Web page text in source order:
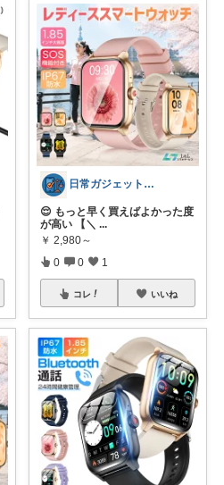
日常ガジェットナビ
😌 もっと早く買えばよかった度
が高い 【＼ ...
￥ 2,980～
0 0 1
コレ いいね